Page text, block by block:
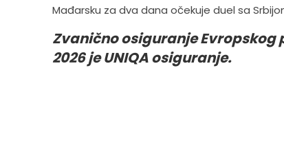
Mađarsku za dva dana očekuje duel sa
Zvanično osiguranje Evropskog
2026 je UNIQA osiguranje.